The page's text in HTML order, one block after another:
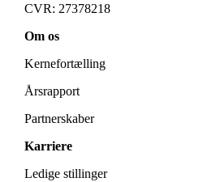
CVR: 27378218
Om os
Kernefortælling
Årsrapport
Partnerskaber
Karriere
Ledige stillinger